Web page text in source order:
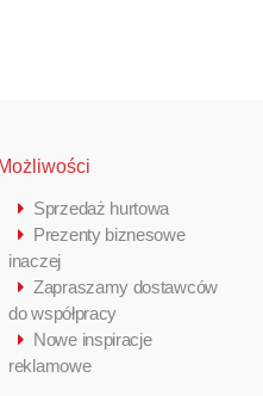
Możliwości
Sprzedaż hurtowa
Prezenty biznesowe
inaczej
Zapraszamy dostawców
do współpracy
Nowe inspiracje
reklamowe